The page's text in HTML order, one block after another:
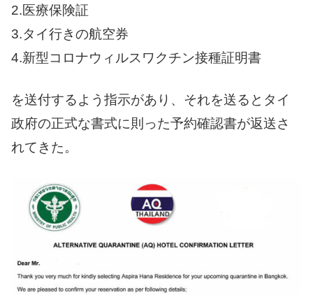
2.医療保険証
3.タイ行きの航空券
4.新型コロナウィルスワクチン接種証明書
を送付するよう指示があり、それを送るとタイ
政府の正式な書式に則った予約確認書が返送さ
れてきた。